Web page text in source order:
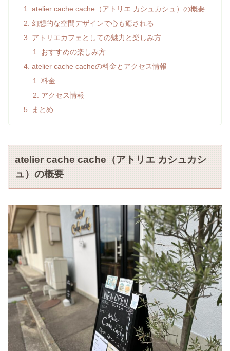
atelier cache cache（アトリエ カシュカシュ）の概要
幻想的な空間デザインで心も癒される
アトリエカフェとしての魅力と楽しみ方
おすすめの楽しみ方
atelier cache cacheの料金とアクセス情報
料金
アクセス情報
まとめ
atelier cache cache（アトリエ カシュカシ
ュ）の概要